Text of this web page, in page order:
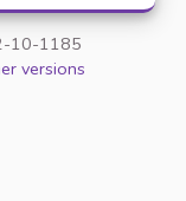
10-1185
versions